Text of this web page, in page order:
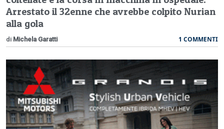
Arrestato il 32enne che avrebbe colpito Nurian
alla gola
di Michela Garatti 1 COMMENTI